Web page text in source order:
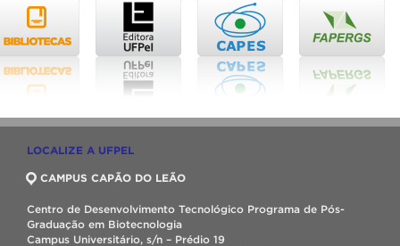
LOCALIZE A UFPEL
CAMPUS CAPÃO DO LEÃO
Centro de Desenvolvimento Tecnológico Programa de Pós-
Graduação em Biotecnologia
Campus Universitário, s/n – Prédio 19